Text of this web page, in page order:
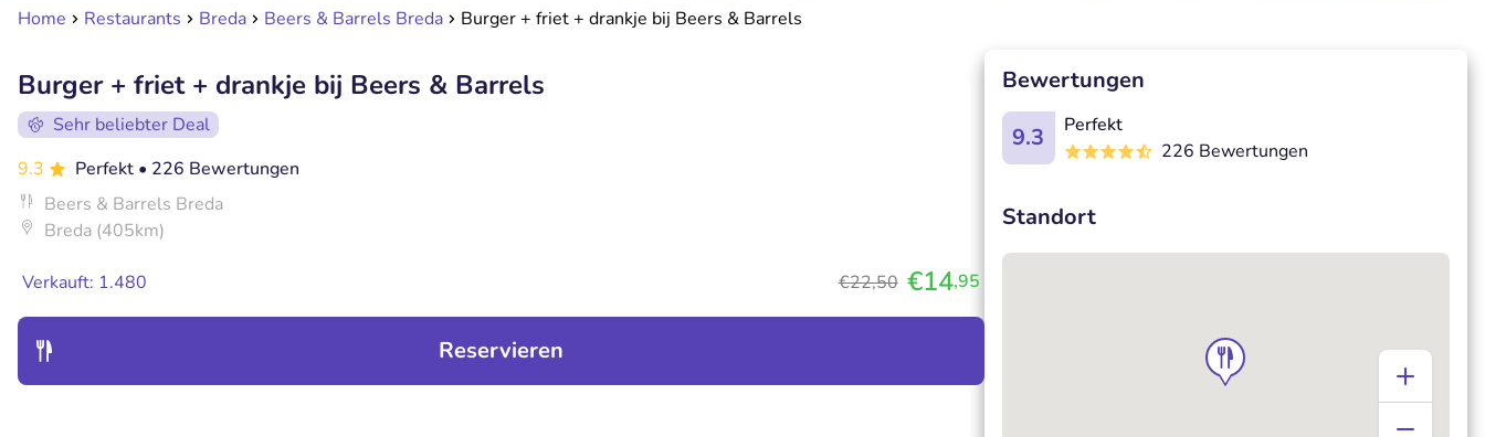
Home Restaurants Breda Beers & Barrels Breda Burger + friet + drankje bij Beers & Barrels
Burger + friet + drankje bij Beers & Barrels
Sehr beliebter Deal
9.3
Perfekt • 226 Bewertungen
Beers & Barrels Breda
Breda (405km)
Verkauft: 1.480 €22,50 €14,95
Reservieren
Bewertungen
9.3
Perfekt
226 Bewertungen
Standort